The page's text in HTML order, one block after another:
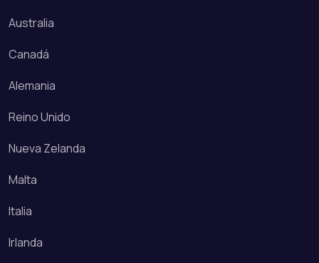
Australia
Canadá
Alemania
Reino Unido
Nueva Zelanda
Malta
Italia
Irlanda